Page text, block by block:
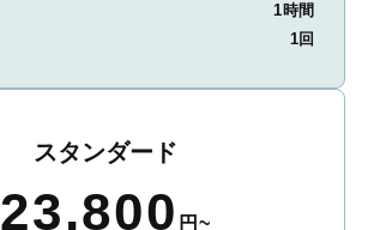
1時間
1回
スタンダード
23,800 円~